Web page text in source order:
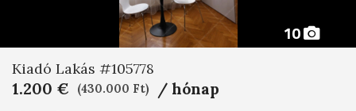
10
Kiadó Lakás #105778
1.200 € (430.000 Ft) / hónap